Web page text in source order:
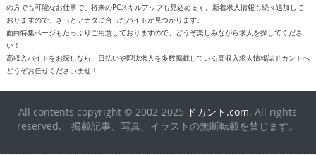
の方でも可能なお仕事で、将来のPCスキルアップも見込めます。新着求人情報も続々追加して
おりますので、きっとアナタに合ったバイトが見つかります。
面白特集ページもたっぷりご用意しておりますので、どうぞ楽しみながら求人を探してくださ
い！
高収入バイトをお探しなら、日払いや即決求人を多数掲載している高収入求人情報誌ドカントへ
どうぞお任せくださいませ！
All contents copyright © 2002-2025 ドカント.com. All rights
reserved. 掲載記事、写真、イラストの無断転載を禁じます。